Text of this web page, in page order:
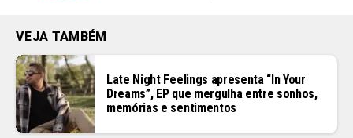
VEJA TAMBÉM
Late Night Feelings apresenta “In Your
Dreams”, EP que mergulha entre sonhos,
memórias e sentimentos